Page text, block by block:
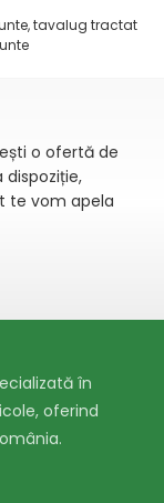
tavalug tractat
o ofertă de
te vom apela
în
oferind